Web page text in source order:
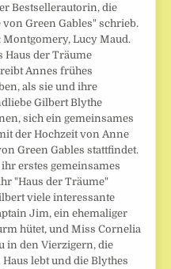
Bestsellerautorin, die
von Green Gables" schrieb.
Montgomery, Lucy Maud.
Haus der Träume
Annes frühes
als sie und ihre
Gilbert Blythe
sich ein gemeinsames
der Hochzeit von Anne
Green Gables stattfindet.
erstes gemeinsames
"Haus der Träume"
viele interessante
Jim, ein ehemaliger
hütet, und Miss Cornelia
in den Vierzigern, die
lebt und die Blythes